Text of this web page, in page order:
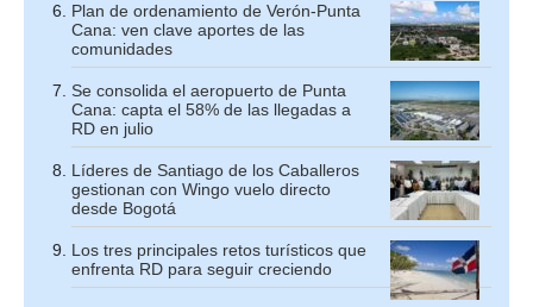
Plan de ordenamiento de Verón-Punta
Cana: ven clave aportes de las
comunidades
Se consolida el aeropuerto de Punta
Cana: capta el 58% de las llegadas a
RD en julio
Líderes de Santiago de los Caballeros
gestionan con Wingo vuelo directo
desde Bogotá
Los tres principales retos turísticos que
enfrenta RD para seguir creciendo